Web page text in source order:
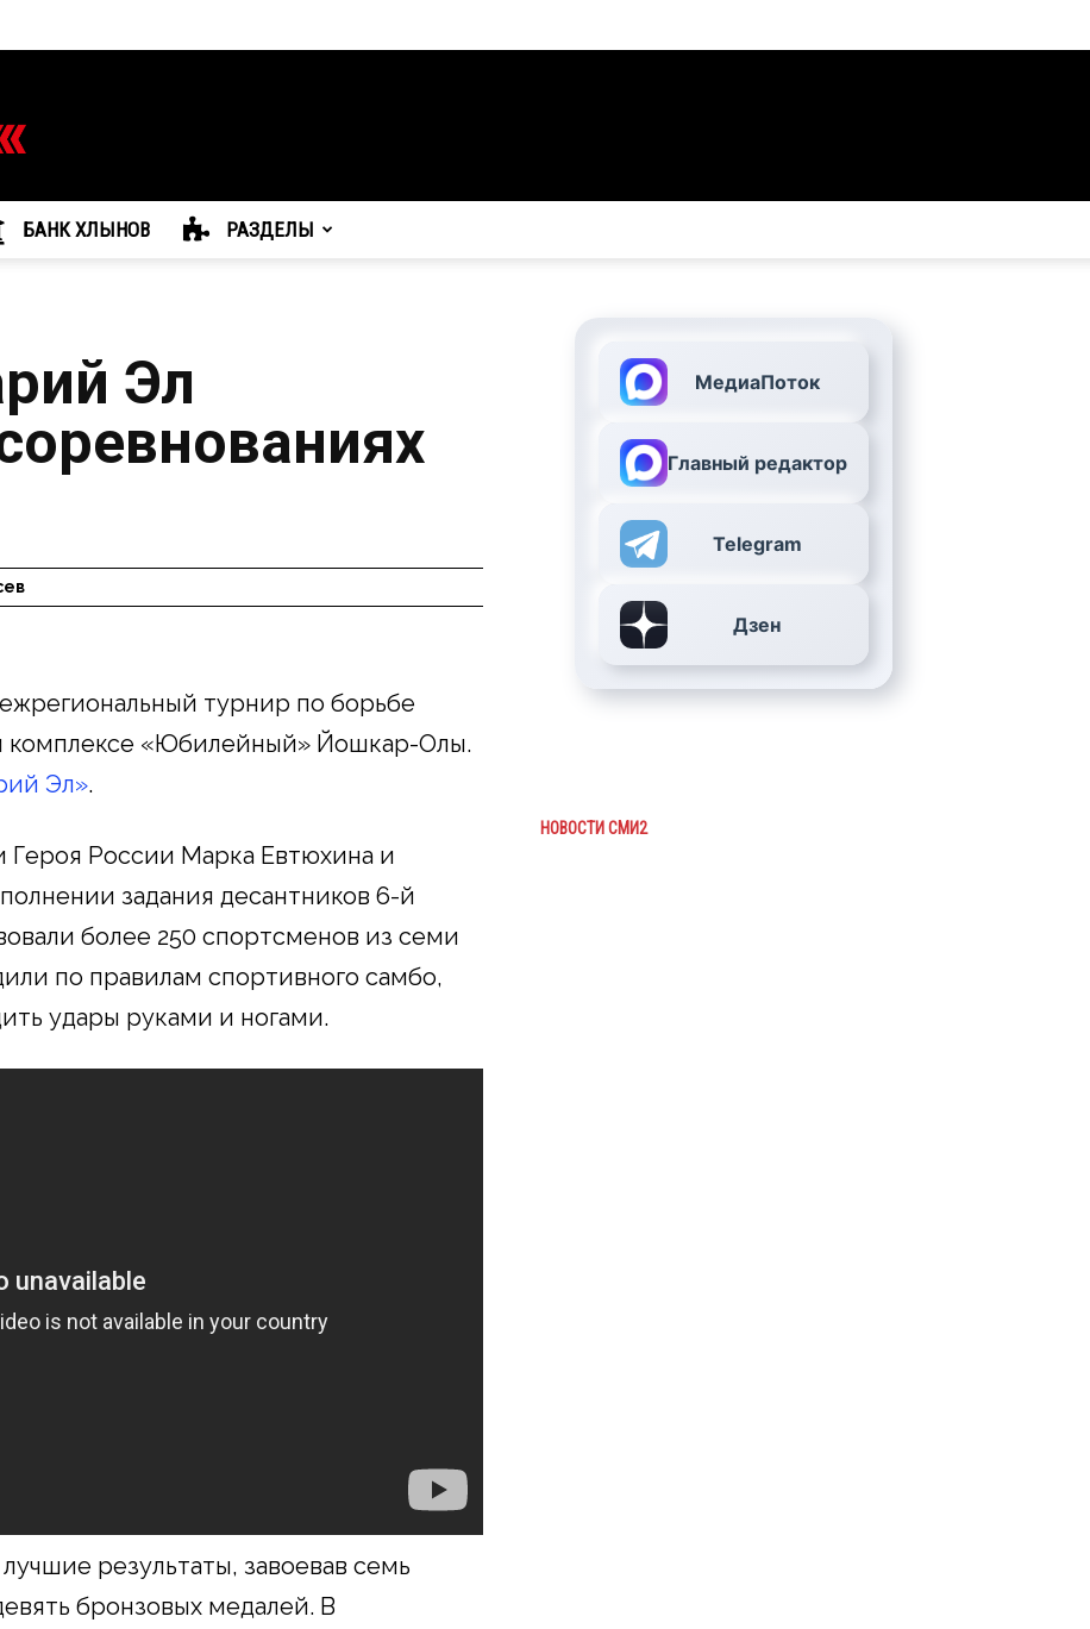
БАНК ХЛЫНОВ РАЗДЕЛЫ
Эл
турнир по борьбе
комплексе «Юбилейный» Йошкар-Олы.
Эл».
России Марка Евтюхина и
задания десантников 6-й
более 250 спортсменов из семи
по правилам спортивного самбо,
удары руками и ногами.
результаты, завоевав семь
бронзовых медалей. В
МедиаПоток
Главный редактор
Telegram
Дзен
НОВОСТИ СМИ2